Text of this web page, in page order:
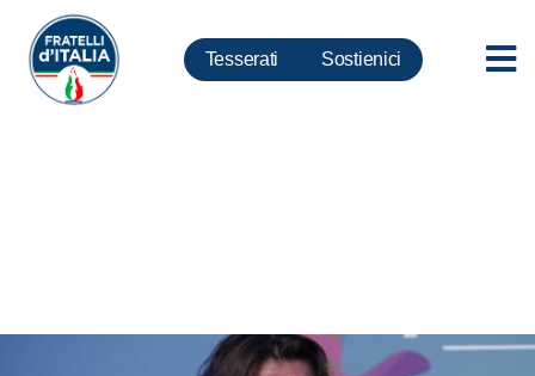
Tesserati Sostienici